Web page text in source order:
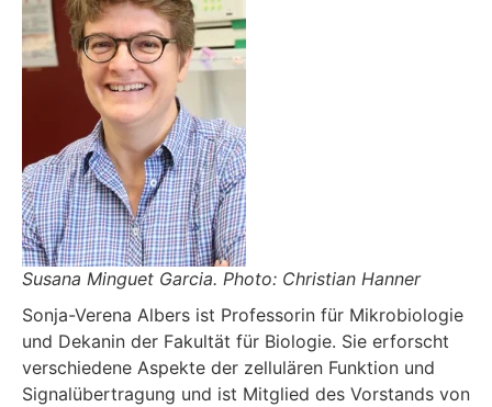
Susana Minguet Garcia. Photo: Christian Hanner
Sonja-Verena Albers ist Professorin für Mikrobiologie
und Dekanin der Fakultät für Biologie. Sie erforscht
verschiedene Aspekte der zellulären Funktion und
Signalübertragung und ist Mitglied des Vorstands von